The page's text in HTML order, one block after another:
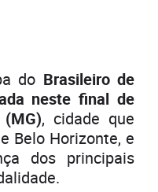
do Brasileiro de
neste final de
, cidade que
Belo Horizonte, e
dos principais